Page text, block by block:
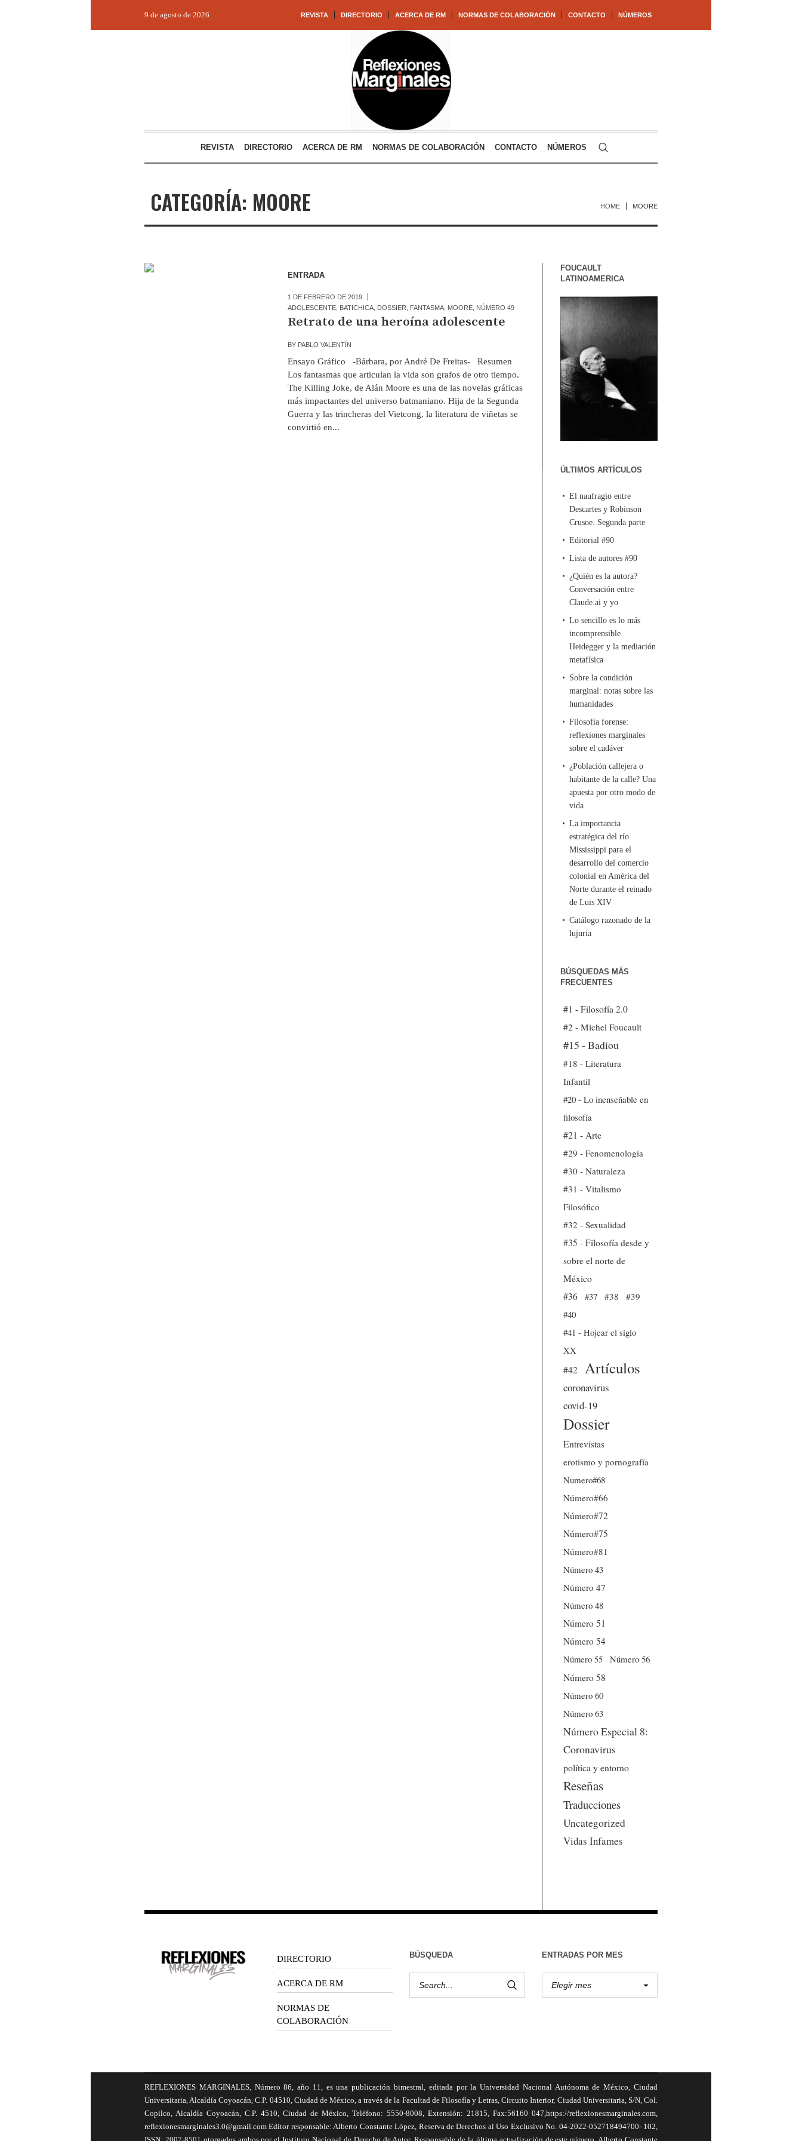
REVISTA DIRECTORIO ACERCA DE RM NORMAS DE COLABORACIÓN CONTACTO NÚMEROS
9 de agosto de 2026
REVISTA DIRECTORIO ACERCA DE RM NORMAS DE COLABORACIÓN CONTACTO NÚMEROS
CATEGORÍA: MOORE HOME MOORE
ENTRADA
1 DE FEBRERO DE 2019
ADOLESCENTE, BATICHICA, DOSSIER FANTASMA, MOORE, NÚMERO 49
Retrato de una heroína adolescente
BY PABLO VALENTÍN
Ensayo Gráfico -Bárbara, por André De Freitas- Resumen
Los fantasmas que articulan la vida son grafos de otro tiempo.
The Killing Joke, de Alán Moore es una de las novelas gráficas
más impactantes del universo batmaniano. Hija de la Segunda
Guerra y las trincheras del Vietcong, la literatura de viñetas se
convirtió en...
FOUCAULT
LATINOAMERICA
ÚLTIMOS ARTÍCULOS
El naufragio entre
Descartes y Robinson
Crusoe. Segunda parte
Editorial #90
Lista de autores #90
¿Quién es la autora?
Conversación entre
Claude.ai y yo
Lo sencillo es lo más
incomprensible.
Heidegger y la mediación
metafísica
Sobre la condición
marginal: notas sobre las
humanidades
Filosofía forense:
reflexiones marginales
sobre el cadáver
¿Población callejera o
habitante de la calle? Una
apuesta por otro modo de
vida
La importancia
estratégica del río
Mississippi para el
desarrollo del comercio
colonial en América del
Norte durante el reinado
de Luis XIV
Catálogo razonado de la
lujuria
BÚSQUEDAS MÁS
FRECUENTES
#1 - Filosofía 2.0
#2 - Michel Foucault
#15 - Badiou
#18 - Literatura
Infantil
#20 - Lo inenseñable en
filosofía
#21 - Arte
#29 - Fenomenología
#30 - Naturaleza
#31 - Vitalismo
Filosófico
#32 - Sexualidad
#35 - Filosofía desde y
sobre el norte de
México
#36
#37 #38
#39
#40
#41 - Hojear el siglo
XX
#42
Artículos
coronavirus
covid-19
Dossier
Entrevistas
erotismo y pornografía
Numero#68
Número#66
Número#72
Número#75
Número#81
Número 43
Número 47
Número 48
Número 51
Número 54
Número 55
Número 56
Número 58
Número 60
Número 63
Número Especial 8:
Coronavirus
política y entorno
Reseñas
Traducciones
Uncategorized
Vidas Infames
DIRECTORIO
ACERCA DE RM
NORMAS DE
COLABORACIÓN
BÚSQUEDA ENTRADAS POR MES
REFLEXIONES MARGINALES, Número 86, año 11, es una publicación bimestral, editada por la Universidad Nacional Autónoma de México, Ciudad
Universitaria, Alcaldía Coyoacán, C.P. 04510, Ciudad de México, a través de la Facultad de Filosofía y Letras, Circuito Interior, Ciudad Universitaria, S/N, Col.
Copilco, Alcaldía Coyoacán, C.P. 4510, Ciudad de México, Teléfono: 5550-8008, Extensión: 21815, Fax:56160 047,https://reflexionesmarginales.com,
reflexionesmarginales3.0@gmail.com Editor responsable: Alberto Constante López, Reserva de Derechos al Uso Exclusivo No. 04-2022-052718494700- 102,